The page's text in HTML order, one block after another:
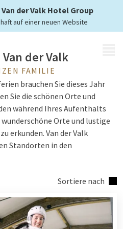
der Valk Hotel Group
auf einer neuen Website
der Valk
FAMILIE
brauchen Sie dieses Jahr
Sie die schönen Orte und
während Ihres Aufenthalts
wunderschöne Orte und lustige
erkunden. Van der Valk
Standorten in den
in der Nähe zu tun. Von
zu erleben und zu
Sommerangeboten.
Sortiere nach